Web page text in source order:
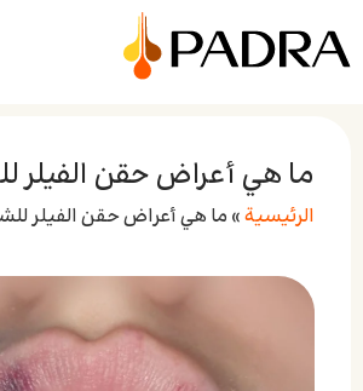
ما هي أعراض حقن الفيلر
الرئيسية» ما هي أعراض حقن الفيلر